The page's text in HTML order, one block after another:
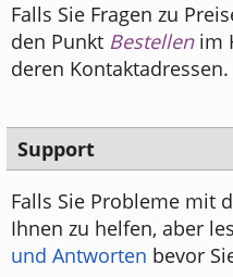
Falls Sie Fragen zu
den Punkt Bestellenim
deren Kontaktadressen.
Support
Falls Sie Probleme mit
Ihnen zu helfen, aber
und Antworten bevor